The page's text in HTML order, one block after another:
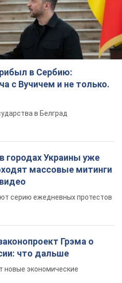
в Сербию:
с Вучичем и не только.
в Белград
городах Украины уже
массовые митинги
серию ежедневных протестов
Грэма о
что дальше
новые экономические